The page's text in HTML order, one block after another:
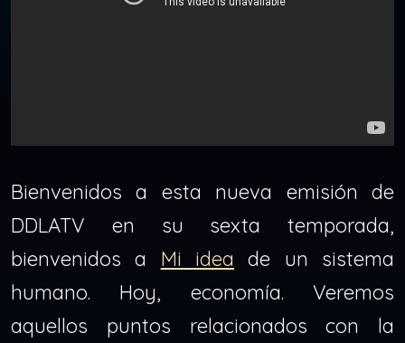
Bienvenidos a esta nueva emisión de
DDLATV en su sexta temporada,
bienvenidos a Mi idea de un sistema
humano. Hoy, economía. Veremos
aquellos puntos relacionados con la